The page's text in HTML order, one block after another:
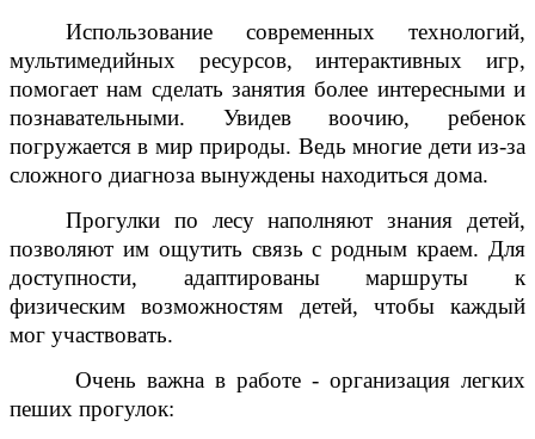
Использование современных технологий,
мультимедийных ресурсов, интерактивных игр,
помогает нам сделать занятия более интересными и
познавательными. Увидев воочию, ребенок
погружается в мир природы. Ведь многие дети из-за
сложного диагноза вынуждены находиться дома.
Прогулки по лесу наполняют знания детей,
позволяют им ощутить связь с родным краем. Для
доступности, адаптированы маршруты к
физическим возможностям детей, чтобы каждый
мог участвовать.
Очень важна в работе - организация легких
пеших прогулок: